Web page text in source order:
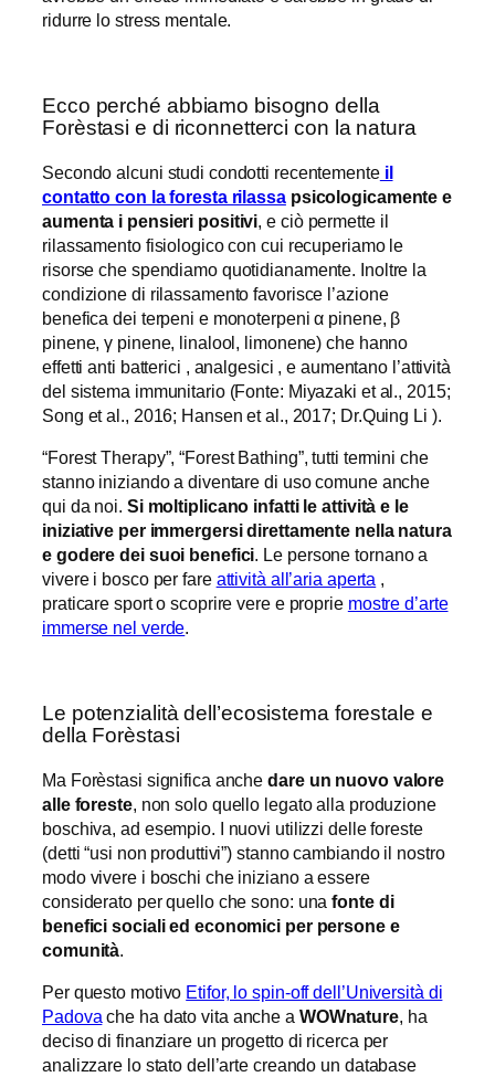
ridurre lo stress mentale.
Ecco perché abbiamo bisogno della
Forèstasi e di riconnetterci con la natura
Secondo alcuni studi condotti recentementeil
contatto con la foresta rilassapsicologicamente e
aumenta i pensieri positivi, e ciò permette il
rilassamento fisiologico con cui recuperiamo le
risorse che spendiamo quotidianamente. Inoltre la
condizione di rilassamento favorisce l’azione
benefica dei terpeni e monoterpeni α pinene, β
pinene, γ pinene, linalool, limonene) che hanno
effetti anti batterici , analgesici , e aumentano l’attività
del sistema immunitario (Fonte: Miyazaki et al., 2015;
Song et al., 2016; Hansen et al., 2017; Dr.Quing Li ).
“Forest Therapy”, “Forest Bathing”, tutti termini che
stanno iniziando a diventare di uso comune anche
qui da noi. Si moltiplicano infatti le attività e le
iniziative per immergersi direttamente nella natura
e godere dei suoi benefici. Le persone tornano a
vivere i bosco per fare attività all’aria aperta ,
praticare sport o scoprire vere e proprie mostre d’arte
immerse nel verde.
Le potenzialità dell’ecosistema forestale e
della Forèstasi
Ma Forèstasi significa anche dare un nuovo valore
alle foreste, non solo quello legato alla produzione
boschiva, ad esempio. I nuovi utilizzi delle foreste
(detti “usi non produttivi”) stanno cambiando il nostro
modo vivere i boschi che iniziano a essere
considerato per quello che sono: unafonte di
benefici sociali ed economici per persone e
comunità.
Per questo motivo Etifor, lo spin-off dell’Università di
Padova che ha dato vita anche a WOWnature, ha
deciso di finanziare un progetto di ricerca per
analizzare lo stato dell’arte creando un database